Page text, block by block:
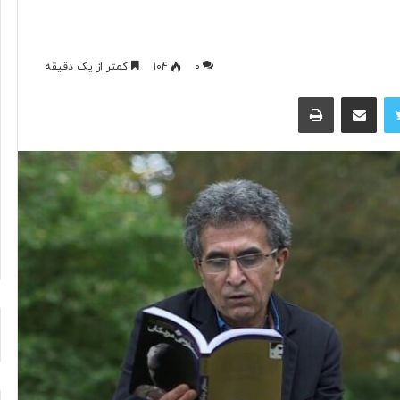
۰ 104 کمتر از یک دقیقه
توییتر اشتراک گذاری از طریق ایمیل چاپ
با دولت ترامپ،
می‌رود
کناره‌گیری
کرد ۹ ساعت پیش
مغز متفکر گوگل از سمت خود
کناره‌گیری کرد